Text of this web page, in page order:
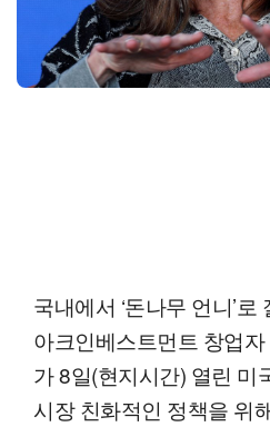
국내에서 ‘돈나무 언니’
아크인베스트먼트 창업
가 8일(현지시간) 열린 미
시장 친화적인 정책을 위